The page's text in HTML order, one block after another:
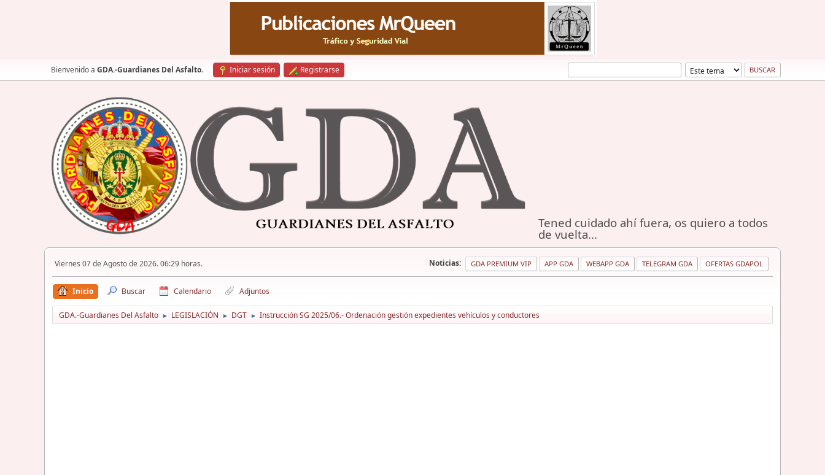
Bienvenido a GDA.-Guardianes Del Asfalto. Iniciar sesión Registrarse
Tened cuidado ahí fuera, os quiero a todos
de vuelta...
Viernes 07 de Agosto de 2026. 06:29 horas. Noticias: GDA PREMIUM VIP APP GDA WEBAPP GDA TELEGRAM GDA OFERTAS GDAPOL
Inicio Buscar Calendario Adjuntos
GDA.-Guardianes Del Asfalto ► LEGISLACIÓN ► DGT ► Instrucción SG 2025/06.- Ordenación gestión expedientes vehículos y conductores